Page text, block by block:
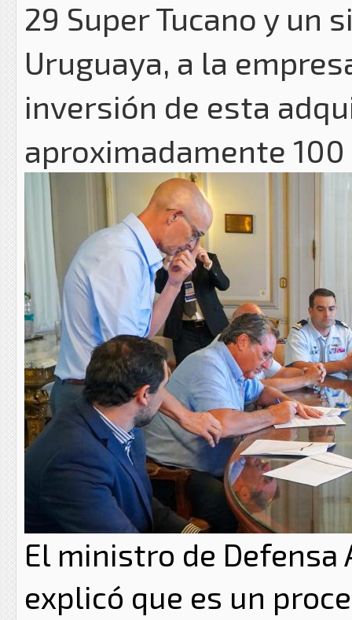
29 Super Tucano y un
Uruguaya, a la
inversión de esta
aproximadamente
El ministro de
explicó que es un